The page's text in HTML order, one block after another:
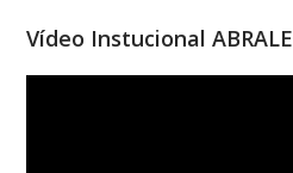
Vídeo Instucional ABRALE